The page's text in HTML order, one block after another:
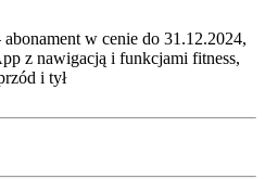
w cenie do 31.12.2024,
z nawigacją i funkcjami fitness,
i tył